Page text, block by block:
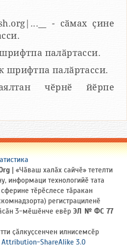
- сӑмах ҫине
палӑртасси.
шрифтпа палӑртасси.
чӗрнӗ йӗрпе
| «Чӑваш халӑх сайчӗ» тетелти
информаци технологийӗ тата
тӗрӗслесе тӑракан
регистрациленӗ
3-мӗшӗнче евӗр ЭЛ № ФС 77
ҫӑлкуҫсенчен илнисемсӗр
Attribution-ShareAlike 3.0